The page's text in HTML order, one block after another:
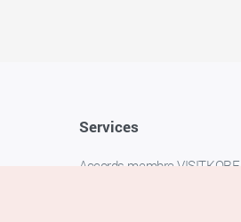
Services
Accords membre